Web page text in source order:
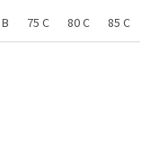
75 C 80 C 85 C